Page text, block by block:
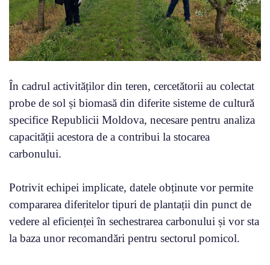
În cadrul activităților din teren, cercetătorii au colectat
probe de sol și biomasă din diferite sisteme de cultură
specifice Republicii Moldova, necesare pentru analiza
capacității acestora de a contribui la stocarea
carbonului.
Potrivit echipei implicate, datele obținute vor permite
compararea diferitelor tipuri de plantații din punct de
vedere al eficienței în sechestrarea carbonului și vor sta
la baza unor recomandări pentru sectorul pomicol.